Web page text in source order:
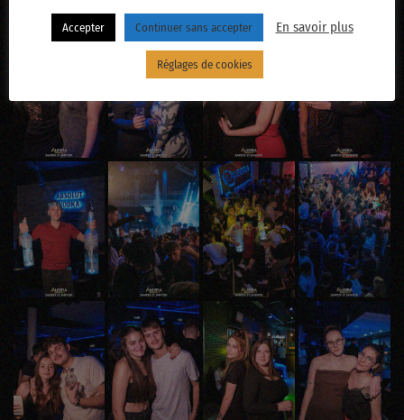
Accepter Continuer sans accepter En savoir plus
Réglages de cookies